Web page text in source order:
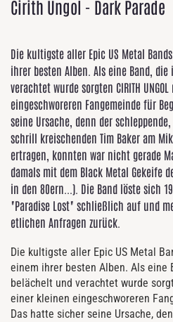
Cirith Ungol - Dark Parade
Die kultigste aller Epic US Metal
ihrer besten Alben. Als eine Band,
verachtet wurde sorgten CIRITH
eingeschworeren Fangemeinde für
seine Ursache, denn der
schrill kreischenden Tim Baker am
ertragen, konnten war nicht gerade
damals mit dem Black Metal Gekeife
in den 80ern...). Die Band löste sich
"Paradise Lost" schließlich auf und
etlichen Anfragen zurück.
Die kultigste aller Epic US Metal
einem ihrer besten Alben. Als eine
belächelt und verachtet wurde
einer kleinen eingeschworeren
Das hatte sicher seine Ursache,